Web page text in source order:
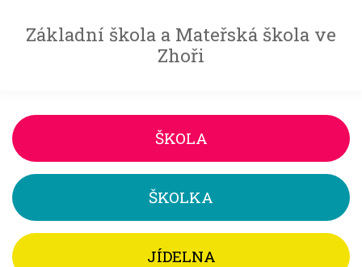
Základní škola a Mateřská škola ve
Zhoři
ŠKOLA
ŠKOLKA
JÍDELNA